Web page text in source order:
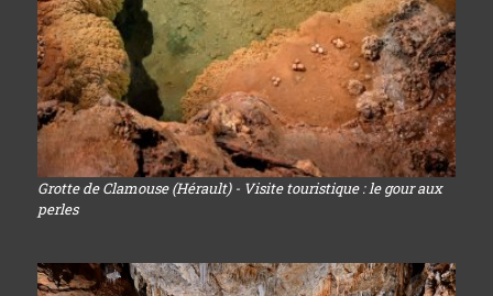
Grotte de Clamouse (Hérault) - Visite touristique : le gour aux
perles